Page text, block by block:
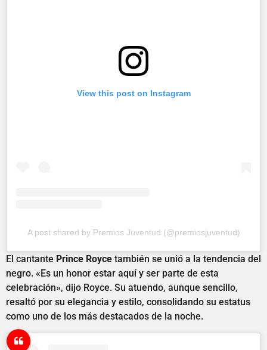
View this post on Instagram
A post shared by Premios Juventud (@premiosjuventud)
El cantante Prince Royce también se unió a la tendencia del
negro. «Es un honor estar aquí y ser parte de esta
celebración», dijo Royce. Su atuendo, aunque sencillo,
resaltó por su elegancia y estilo, consolidando su estatus
como uno de los más destacados de la noche.